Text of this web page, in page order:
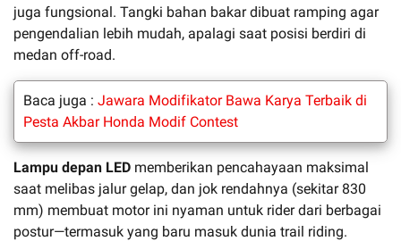
juga fungsional. Tangki bahan bakar dibuat ramping agar
pengendalian lebih mudah, apalagi saat posisi berdiri di
medan off-road.
Baca juga : Jawara Modifikator Bawa Karya Terbaik di
Pesta Akbar Honda Modif Contest
Lampu depan LED memberikan pencahayaan maksimal
saat melibas jalur gelap, dan jok rendahnya (sekitar 830
mm) membuat motor ini nyaman untuk rider dari berbagai
postur—termasuk yang baru masuk dunia trail riding.